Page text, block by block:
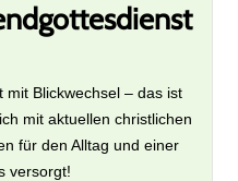
mit Blickwechsel – das ist
mit aktuellen christlichen
für den Alltag und einer
versorgt!